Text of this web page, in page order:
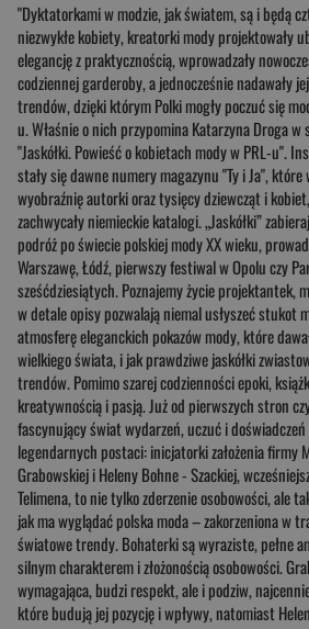
"Dyktatorkami w modzie, jak światem, są i będą
niezwykłe kobiety, kreatorki mody projektowały
elegancję z praktycznością, wprowadzały
codziennej garderoby, a jednocześnie nadawały
trendów, dzięki którym Polki mogły poczuć się
u. Właśnie o nich przypomina Katarzyna Droga
"Jaskółki. Powieść o kobietach mody w PRL-u".
stały się dawne numery magazynu "Ty i Ja",
wyobraźnię autorki oraz tysięcy dziewcząt i
zachwycały niemieckie katalogi. „Jaskółki”
podróż po świecie polskiej mody XX wieku,
Warszawę, Łódź, pierwszy festiwal w Opolu czy
sześćdziesiątych. Poznajemy życie projektantek,
w detale opisy pozwalają niemal usłyszeć stukot
atmosferę eleganckich pokazów mody, które
wielkiego świata, i jak prawdziwe jaskółki
trendów. Pomimo szarej codzienności epoki,
kreatywnością i pasją. Już od pierwszych stron
fascynujący świat wydarzeń, uczuć i
legendarnych postaci: inicjatorki założenia firmy
Grabowskiej i Heleny Bohne - Szackiej,
Telimena, to nie tylko zderzenie osobowości, ale
jak ma wyglądać polska moda – zakorzeniona w
światowe trendy. Bohaterki są wyraziste, pełne
silnym charakterem i złożonością osobowości.
wymagająca, budzi respekt, ale i podziw,
które budują jej pozycję i wpływy, natomiast